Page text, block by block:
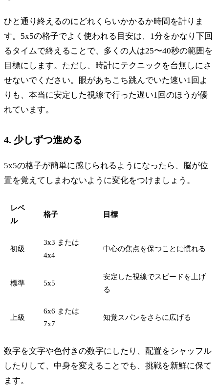
ひと通り終えるのにどれくらいかかるか時間を計りま
す。5x5の格子でよく使われる目安は、1分をかなり下回
るタイムで終えることで、多くの人は25〜40秒の範囲を
目標にします。ただし、時計にテクニックを台無しにさ
せないでください。眼があちこち跳んでいた速い1回よ
りも、本当に安定した視線で行った遅い1回のほうが優
れています。
4. 少しずつ進める
5x5の格子が簡単に感じられるようになったら、脳が位
置を覚えてしまわないように変化をつけましょう。
レベ
ル
格子 目標
初級
3x3 または
4x4
中心の焦点を保つことに慣れる
標準 5x5
安定した視線でスピードを上げ
る
上級
6x6 または
7x7
知覚スパンをさらに広げる
数字を文字や色付きの数字にしたり、配置をシャッフル
したりして、中身を変えることでも、挑戦を新鮮に保て
ます。